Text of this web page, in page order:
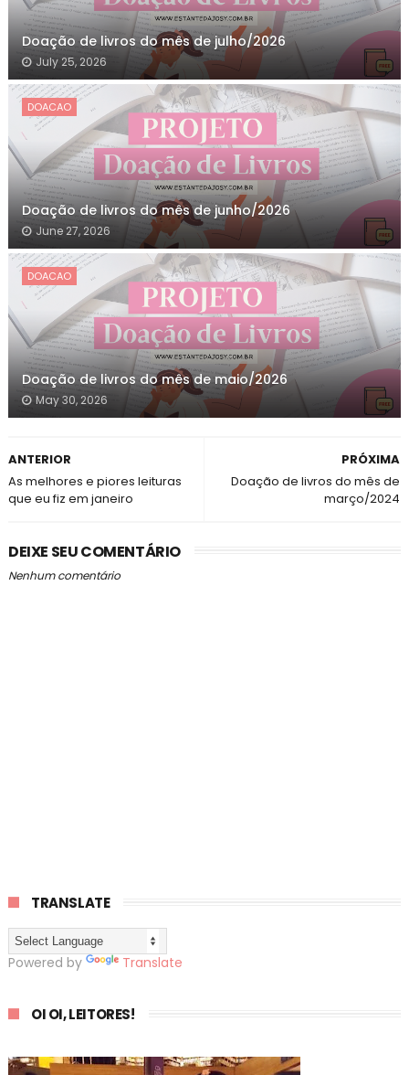
Doação de livros do mês de julho/2026
July 25, 2026
DOACAO
Doação de livros do mês de junho/2026
June 27, 2026
DOACAO
Doação de livros do mês de maio/2026
May 30, 2026
PRÓXIMA
Doação de livros do mês de
março/2024
ANTERIOR
As melhores e piores leituras
que eu fiz em janeiro
DEIXE SEU COMENTÁRIO
Nenhum comentário
TRANSLATE
Powered by Translate
OI OI, LEITORES!